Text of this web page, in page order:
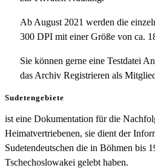
Ab August 2021 werden die
300 DPI mit einer Größe von ca.
Sie können gerne eine Testdatei
das Archiv Registrieren als
Sudetengebiete
ist eine Dokumentation für die
Heimatvertriebenen, sie dient der
Sudetendeutschen die in Böhmen bis
Tschechoslowakei gelebt haben.